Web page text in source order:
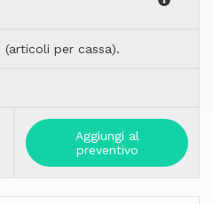
per cassa).
Aggiungi al
preventivo